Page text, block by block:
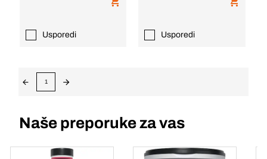
Usporedi Usporedi
1
Naše preporuke za vas